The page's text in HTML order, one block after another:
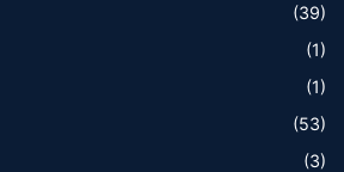
(39)
(1)
(1)
(53)
(3)